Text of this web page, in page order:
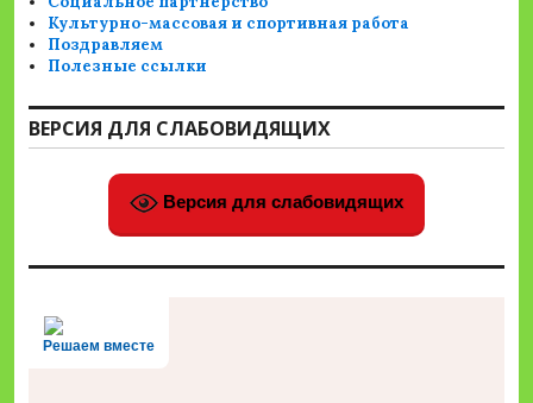
Культурно-массовая и спортивная работа
Поздравляем
Полезные ссылки
ВЕРСИЯ ДЛЯ СЛАБОВИДЯЩИХ
Версия для слабовидящих
Решаем вместе